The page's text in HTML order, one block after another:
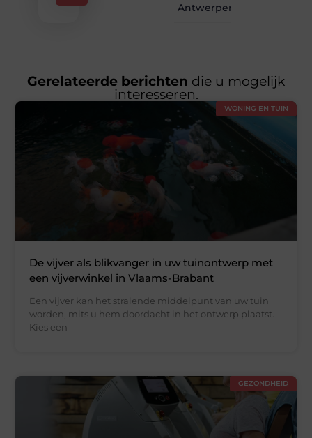
Antwerpen
Gerelateerde berichten die u mogelijk
interesseren.
WONING EN TUIN
De vijver als blikvanger in uw tuinontwerp met
een vijverwinkel in Vlaams-Brabant
Een vijver kan het stralende middelpunt van uw tuin
worden, mits u hem doordacht in het ontwerp plaatst.
Kies een
GEZONDHEID